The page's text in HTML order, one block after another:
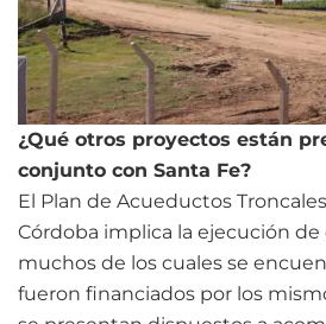
¿Qué otros proyectos están
conjunto con Santa Fe?
El Plan de Acueductos
Córdoba implica la ejecución
muchos de los cuales se
fueron financiados por los